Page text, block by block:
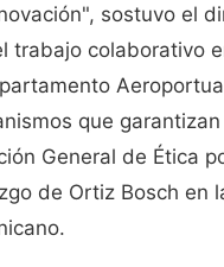
sostuvo el
trabajo colaborativo
que
General de Ética
de Ortiz Bosch en